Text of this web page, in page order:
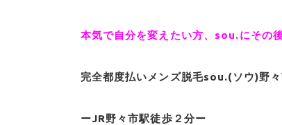
本気で自分を変えたい方、sou.にその
完全都度払いメンズ脱毛sou.(ソウ)野
ーJR野々市駅徒歩２分ー